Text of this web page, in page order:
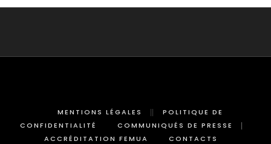
MENTIONS LÉGALES
POLITIQUE DE
CONFIDENTIALITÉ
COMMUNIQUÉS DE PRESSE
ACCRÉDITATION FEMUA
CONTACTS